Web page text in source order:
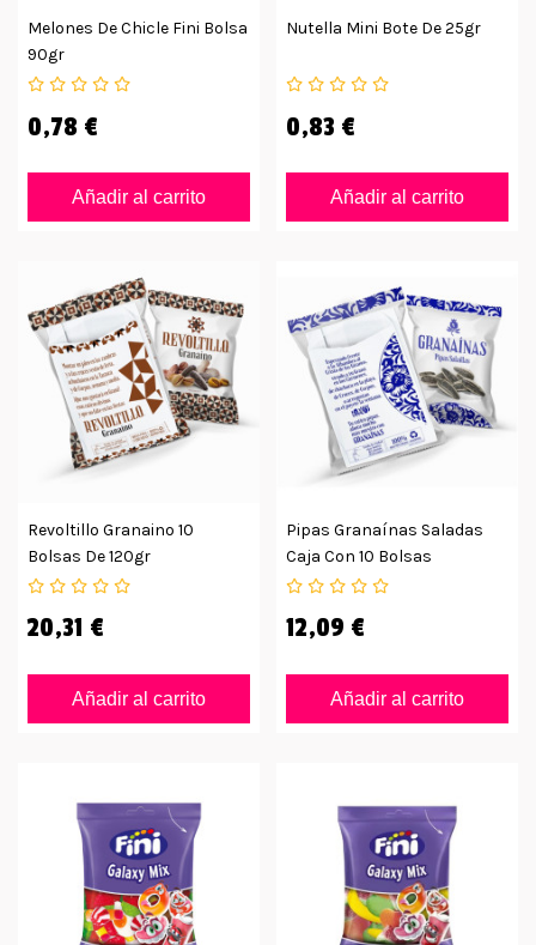
Melones De Chicle Fini Bolsa
90gr
0,78 €
Añadir al carrito
Nutella Mini Bote De 25gr
0,83 €
Añadir al carrito
Revoltillo Granaino 10
Bolsas De 120gr
20,31 €
Añadir al carrito
Pipas Granaínas Saladas
Caja Con 10 Bolsas
12,09 €
Añadir al carrito